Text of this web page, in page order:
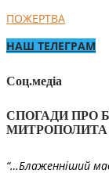
ПОЖЕРТВА
НАШ ТЕЛЕГРАМ
Соц.медіа
СПОГАДИ ПРО
“…Блаженніший